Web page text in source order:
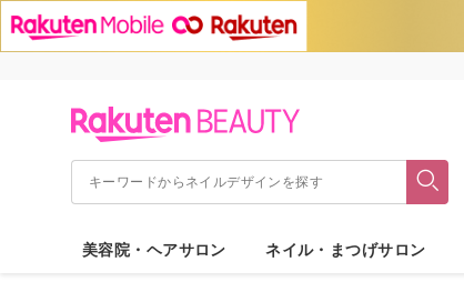
美容院・ヘアサロン ネイル・まつげサロン